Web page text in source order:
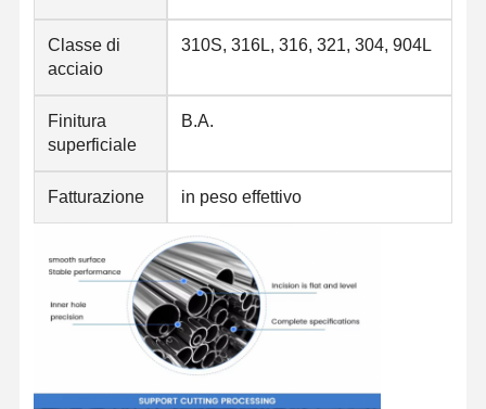
Lingotti dello zinco
Ingotti di piombo e piastre di piombo
Classe di
acciaio
310S, 316L, 316, 321, 304, 904L
Finitura
superficiale
B.A.
Fatturazione in peso effettivo